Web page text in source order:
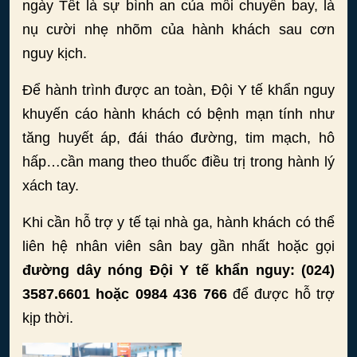
ngày Tết là sự bình an của mỗi chuyến bay, là
nụ cười nhẹ nhõm của hành khách sau cơn
nguy kịch.
Để hành trình được an toàn, Đội Y tế khẩn nguy
khuyến cáo hành khách có bệnh mạn tính như
tăng huyết áp, đái tháo đường, tim mạch, hô
hấp…cần mang theo thuốc điều trị trong hành lý
xách tay.
Khi cần hỗ trợ y tế tại nhà ga, hành khách có thể
liên hệ nhân viên sân bay gần nhất hoặc gọi
đường dây nóng Đội Y tế khẩn nguy: (024)
3587.6601 hoặc 0984 436 766để được hỗ trợ
kịp thời.